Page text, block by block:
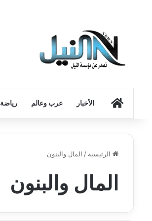
الرئيسيةالأخبار عرب وعالم رياضة
الرئيسية / المال والبنون
المال والبنون